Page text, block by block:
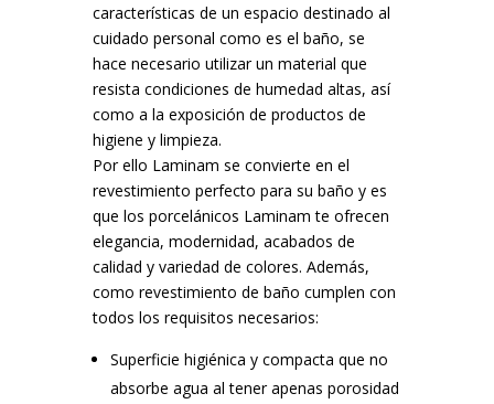
características de un espacio destinado al
cuidado personal como es el baño, se
hace necesario utilizar un material que
resista condiciones de humedad altas, así
como a la exposición de productos de
higiene y limpieza.
Por ello Laminam se convierte en el
revestimiento perfecto para su baño y es
que los porcelánicos Laminam te ofrecen
elegancia, modernidad, acabados de
calidad y variedad de colores. Además,
como revestimiento de baño cumplen con
todos los requisitos necesarios:
Superficie higiénica y compacta que no
absorbe agua al tener apenas porosidad